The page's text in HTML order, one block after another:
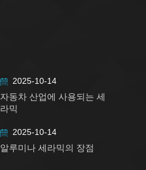
2025-10-14
자동차 산업에 사용되는 세
라믹
2025-10-14
알루미나 세라믹의 장점